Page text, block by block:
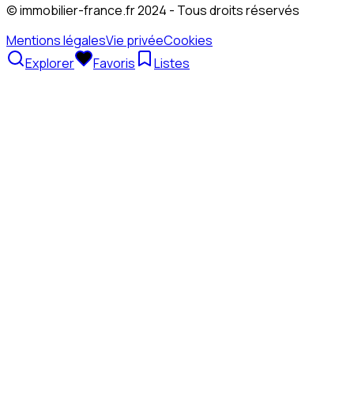
© immobilier-france.fr 2024 - Tous droits réservés
Mentions légalesVie privéeCookies
Explorer
Favoris Listes